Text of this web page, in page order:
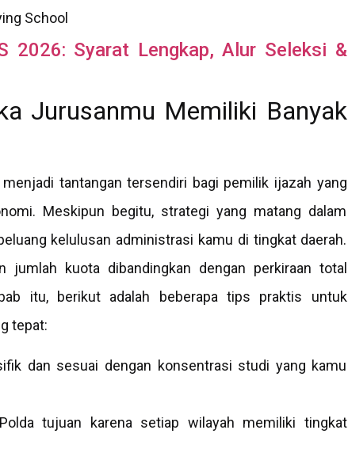
School
2026: Syarat Lengkap, Alur Seleksi &
Jurusanmu Memiliki Banyak
tantangan tersendiri bagi pemilik ijazah yang
Meskipun begitu, strategi yang matang dalam
kelulusan administrasi kamu di tingkat daerah.
jumlah kuota dibandingkan dengan perkiraan total
itu, berikut adalah beberapa tips praktis untuk
tepat:
dan sesuai dengan konsentrasi studi yang kamu
tujuan karena setiap wilayah memiliki tingkat